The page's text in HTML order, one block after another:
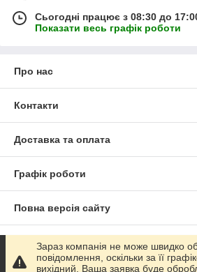
Сьогодні працює з 08:30 до
Показати весь графік роботи
Про нас
Контакти
Доставка та оплата
Графік роботи
Повна версія сайту
Сайт створено на маркетплейсі
Зараз компанія не може швидко
повідомлення, оскільки за її
вихідний. Ваша заявка буде